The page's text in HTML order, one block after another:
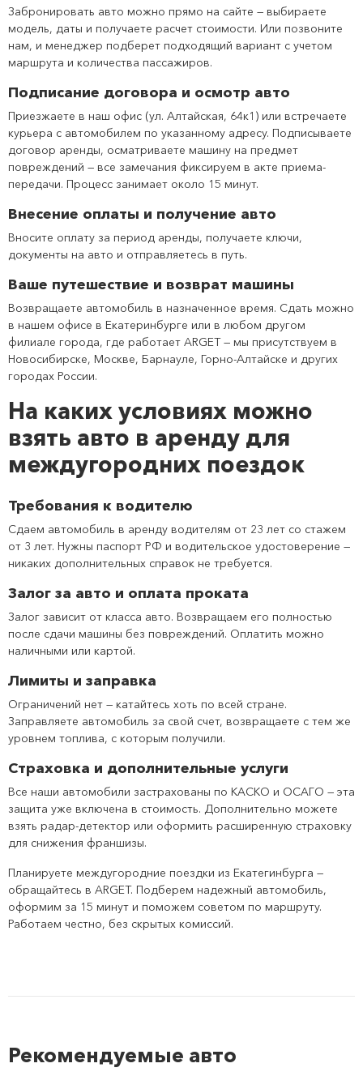
Забронировать авто можно прямо на сайте — выбираете
модель, даты и получаете расчет стоимости. Или позвоните
нам, и менеджер подберет подходящий вариант с учетом
маршрута и количества пассажиров.
Подписание договора и осмотр авто
Приезжаете в наш офис (ул. Алтайская, 64к1) или встречаете
курьера с автомобилем по указанному адресу. Подписываете
договор аренды, осматриваете машину на предмет
повреждений — все замечания фиксируем в акте приема-
передачи. Процесс занимает около 15 минут.
Внесение оплаты и получение авто
Вносите оплату за период аренды, получаете ключи,
документы на авто и отправляетесь в путь.
Ваше путешествие и возврат машины
Возвращаете автомобиль в назначенное время. Сдать можно
в нашем офисе в Екатеринбурге или в любом другом
филиале города, где работает ARGET — мы присутствуем в
Новосибирске, Москве, Барнауле, Горно-Алтайске и других
городах России.
На каких условиях можно
взять авто в аренду для
междугородних поездок
Требования к водителю
Сдаем автомобиль в аренду водителям от 23 лет со стажем
от 3 лет. Нужны паспорт РФ и водительское удостоверение —
никаких дополнительных справок не требуется.
Залог за авто и оплата проката
Залог зависит от класса авто. Возвращаем его полностью
после сдачи машины без повреждений. Оплатить можно
наличными или картой.
Лимиты и заправка
Ограничений нет — катайтесь хоть по всей стране.
Заправляете автомобиль за свой счет, возвращаете с тем же
уровнем топлива, с которым получили.
Страховка и дополнительные услуги
Все наши автомобили застрахованы по КАСКО и ОСАГО — эта
защита уже включена в стоимость. Дополнительно можете
взять радар-детектор или оформить расширенную страховку
для снижения франшизы.
Планируете междугородние поездки из Екатегинбурга —
обращайтесь в ARGET. Подберем надежный автомобиль,
оформим за 15 минут и поможем советом по маршруту.
Работаем честно, без скрытых комиссий.
Рекомендуемые авто